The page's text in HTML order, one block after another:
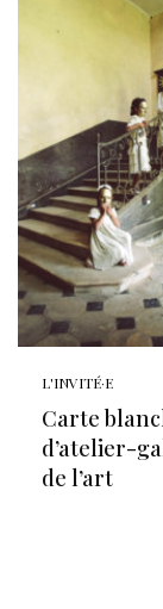
L'INVITÉ·E
Carte
d’atelier-
de l’art